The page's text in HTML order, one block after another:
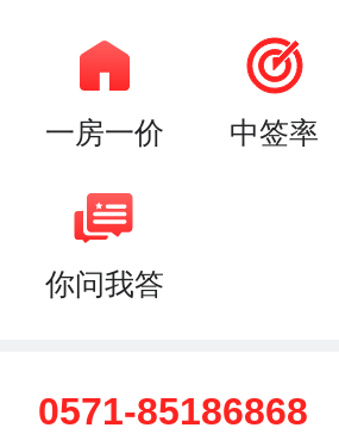
一房一价 中签率
你问我答
0571-85186868